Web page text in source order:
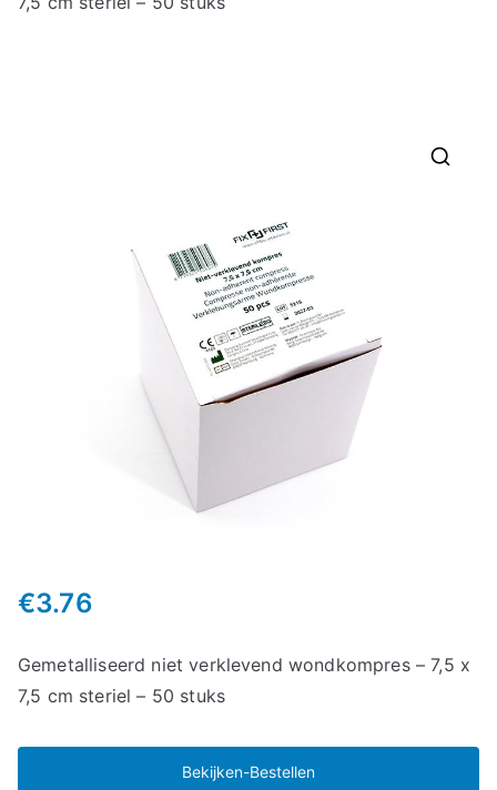
€3.76
Gemetalliseerd niet verklevend wondkompres – 7,5 x
7,5 cm steriel – 50 stuks
Bekijken-Bestellen